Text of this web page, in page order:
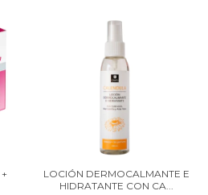
LOCIÓN DERMOCALMANTE E
HIDRATANTE CON CA...